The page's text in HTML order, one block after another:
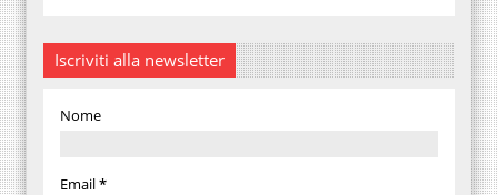
Iscriviti alla newsletter
Nome
Email*